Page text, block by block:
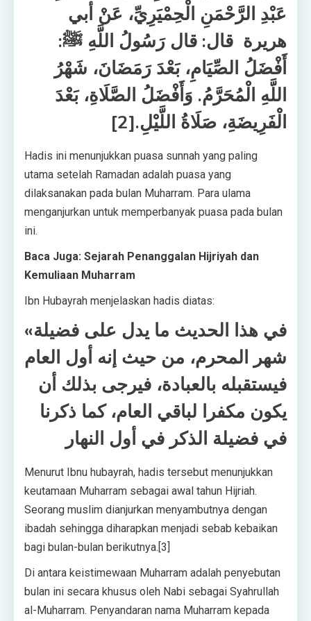
عَبْدِ الرَّحْمَنِ الْحِمْيَرِيِّ، عَنْ أبي
هريرة قال: قال رَسُولُ اللَّهِ ﷺ:
أَفْضَلُ الصِّيَامِ، بَعْدَ رَمَضَانَ، شَهْرُ
اللَّهِ الْمُحَرَّمُ. وَأَفْضَلُ الصَّلَاةِ، بَعْدَ
الْفَرِيضَةِ، صَلَاةُ اللَّيْلِ.[2]
Hadis ini menunjukkan puasa sunnah yang paling
utama setelah Ramadan adalah puasa yang
dilaksanakan pada bulan Muharram. Para ulama
menganjurkan untuk memperbanyak puasa pada bulan
ini.
Baca Juga: Sejarah Penanggalan Hijriyah dan
Kemuliaan Muharram
Ibn Hubayrah menjelaskan hadis diatas:
«في هذا الحديث ما يدل على فضيلة
شهر المحرم، من حيث إنه أول العام
فيستقبله بالعبادة، فيرجى بذلك أن
يكون مكفرا لباقي العام، كما ذكرنا
في فضيلة الذكر في أول النهار
Menurut Ibnu hubayrah, hadis tersebut menunjukkan
keutamaan Muharram sebagai awal tahun Hijriah.
Seorang muslim dianjurkan menyambutnya dengan
ibadah sehingga diharapkan menjadi sebab kebaikan
bagi bulan-bulan berikutnya.[3]
Di antara keistimewaan Muharram adalah penyebutan
bulan ini secara khusus oleh Nabi sebagai Syahrullah
al-Muharram. Penyandaran nama Muharram kepada